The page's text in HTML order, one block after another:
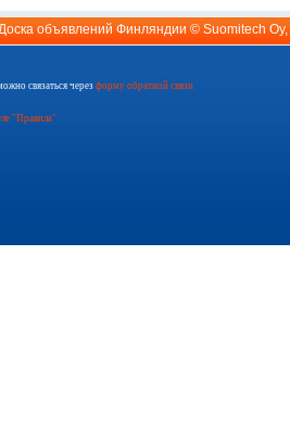
объявлений Финляндии © Suomitech Oy
связаться через форму обратной связи
"Правила"